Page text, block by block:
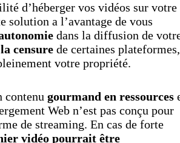
d’héberger vos vidéos sur votre
solution a l’avantage de vous
dans la diffusion de
censurede certaines plateformes,
votre propriété.
contenu gourmand en ressources
Web n’est pas conçu pour
de streaming. En cas de forte
vidéo pourrait être